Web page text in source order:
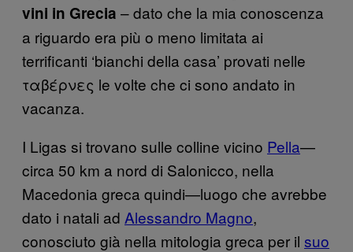
vini in Grecia – dato che la mia conoscenza
a riguardo era più o meno limitata ai
terrificanti ‘bianchi della casa’ provati nelle
ταβέρνες le volte che ci sono andato in
vacanza.
I Ligas si trovano sulle colline vicino Pella—
circa 50 km a nord di Salonicco, nella
Macedonia greca quindi—luogo che avrebbe
dato i natali ad Alessandro Magno,
conosciuto già nella mitologia greca per il suo